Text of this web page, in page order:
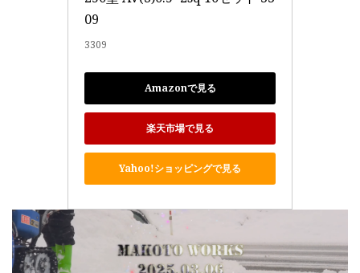
09
3309
Amazonで見る
楽天市場で見る
Yahoo!ショッピングで見る